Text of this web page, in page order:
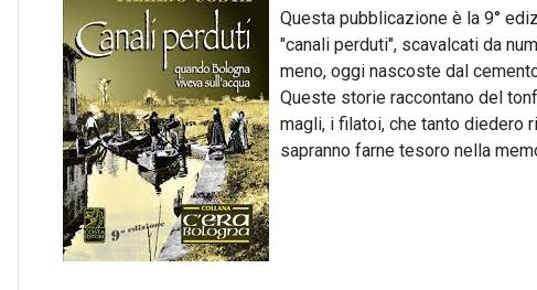
Questa pubblicazione è la 9°
"canali perduti", scavalcati da
meno, oggi nascoste dal
Queste storie raccontano del
magli, i filatoi, che tanto diedero
sapranno farne tesoro nella